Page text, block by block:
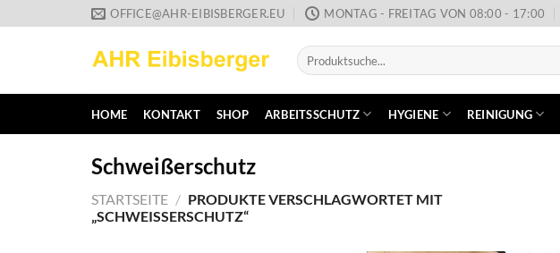
Inhalt
OFFICE@AHR-EIBISBERGER.EU MONTAG - FREITAG VON 08:00 - 17:00
Suche
nach:
HOME KONTAKT SHOP ARBEITSSCHUTZ HYGIENE REINIGUNG
Schweißerschutz
STARTSEITE / PRODUKTE VERSCHLAGWORTET MIT
„SCHWEISSERSCHUTZ“